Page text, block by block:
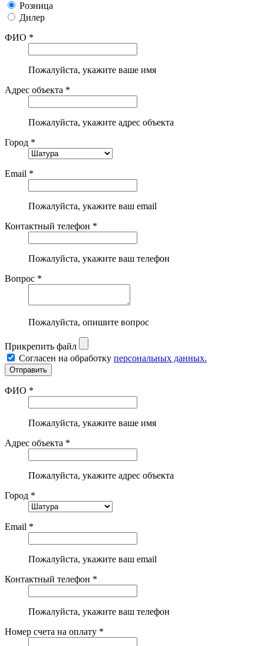
Розница
Дилер
ФИО *
Пожалуйста, укажите ваше имя
Адрес объекта *
Пожалуйста, укажите адрес объекта
Город *
Email *
Пожалуйста, укажите ваш email
Контактный телефон *
Пожалуйста, укажите ваш телефон
Вопрос *
Пожалуйста, опишите вопрос
Прикрепить файл
Согласен на обработку персональных данных.
ФИО *
Пожалуйста, укажите ваше имя
Адрес объекта *
Пожалуйста, укажите адрес объекта
Город *
Email *
Пожалуйста, укажите ваш email
Контактный телефон *
Пожалуйста, укажите ваш телефон
Номер счета на оплату *